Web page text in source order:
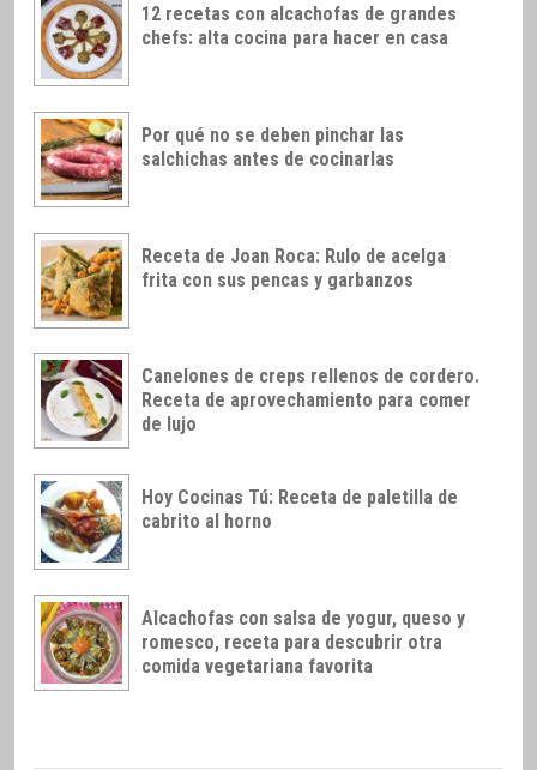
12 recetas con alcachofas de grandes
chefs: alta cocina para hacer en casa
Por qué no se deben pinchar las
salchichas antes de cocinarlas
Receta de Joan Roca: Rulo de acelga
frita con sus pencas y garbanzos
Canelones de creps rellenos de cordero.
Receta de aprovechamiento para comer
de lujo
Hoy Cocinas Tú: Receta de paletilla de
cabrito al horno
Alcachofas con salsa de yogur, queso y
romesco, receta para descubrir otra
comida vegetariana favorita